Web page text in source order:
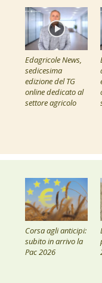
Edagricole News,
sedicesima
edizione del TG
online dedicato al
settore agricolo
Corsa agli anticipi:
subito in arrivo la
Pac 2026